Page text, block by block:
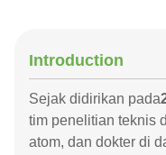
Introduction
Sejak didirikan pada
tim penelitian teknis
atom, dan dokter di